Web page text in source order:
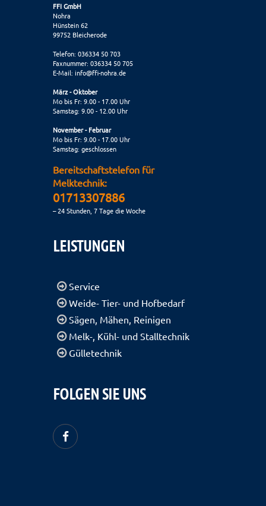
FFI GmbH
Nohra
Hünstein 62
99752 Bleicherode
Telefon: 036334 50 703
Faxnummer: 036334 50 705
E-Mail: info@ffi-nohra.de
März - Oktober
Mo bis Fr: 9.00 - 17.00 Uhr
Samstag: 9.00 - 12.00 Uhr
November - Februar
Mo bis Fr: 9.00 - 17.00 Uhr
Samstag: geschlossen
Bereitschaftstelefon für
Melktechnik:
01713307886
– 24 Stunden, 7 Tage die Woche
LEISTUNGEN
Service
Weide- Tier- und Hofbedarf
Sägen, Mähen, Reinigen
Melk-, Kühl- und Stalltechnik
Gülletechnik
FOLGEN SIE UNS